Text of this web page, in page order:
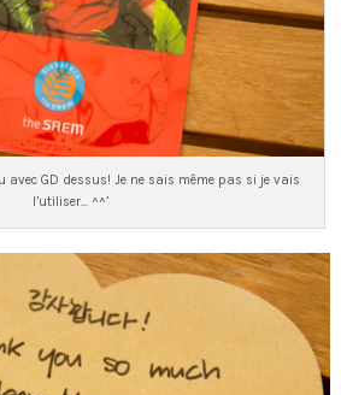
avec GD dessus! Je ne sais même pas si je vais
l’utiliser… ^^’